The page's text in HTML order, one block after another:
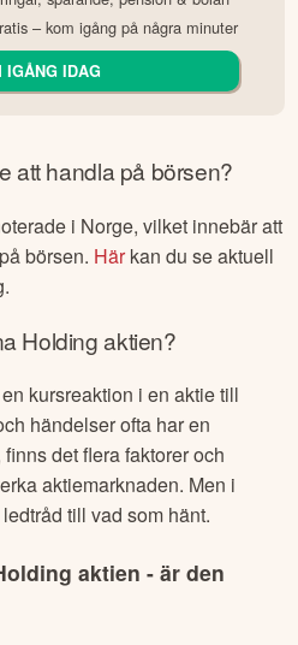
– kom igång på några minuter
IGÅNG IDAG
att handla på börsen?
i Norge, vilket innebär att
börsen. Härkan du se aktuell
.
Holdingaktien?
kursreaktion i en aktie till
händelser ofta har en
det flera faktorer och
aktiemarknaden. Men i
till vad som hänt.
aktien - är den